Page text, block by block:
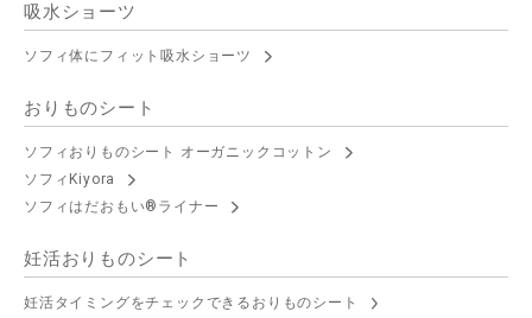
吸水ショーツ
ソフィ体にフィット吸水ショーツ
おりものシート
ソフィおりものシート オーガニックコットン
ソフィKiyora
ソフィはだおもい®ライナー
妊活おりものシート
妊活タイミングをチェックできるおりものシート